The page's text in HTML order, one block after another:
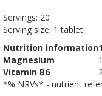
Servings: 20
Serving size: 1 tablet
Nutrition information
Magnesium
Vitamin B6
*% NRVs* - nutrient